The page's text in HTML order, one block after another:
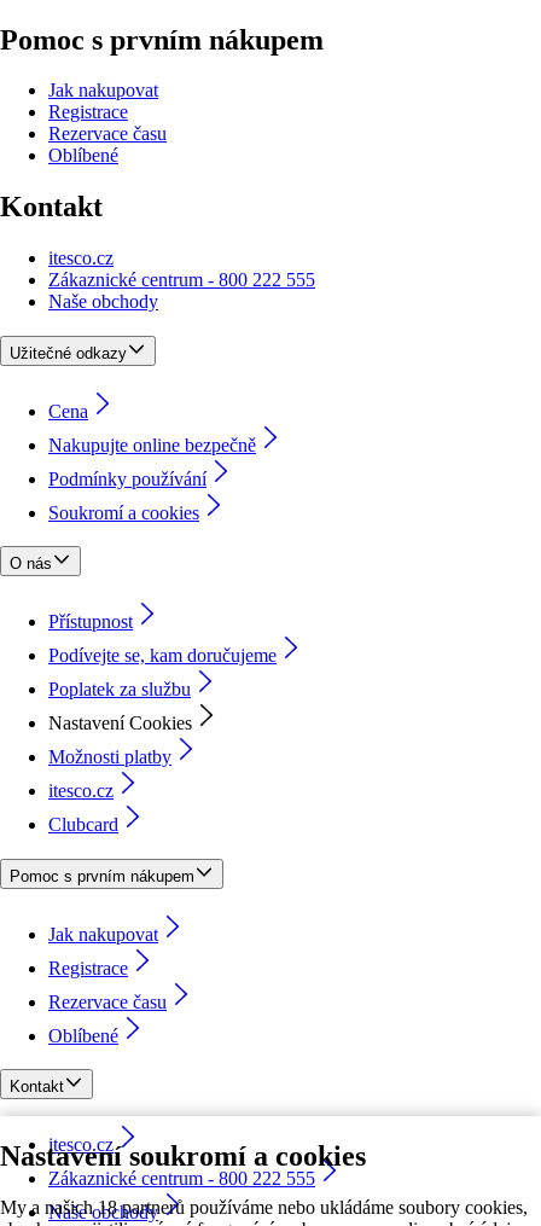
Nastavení soukromí a cookies
My a našich 18 partnerů používáme nebo ukládáme soubory cookies,
Pomoc s prvním nákupem
Jak nakupovat
Registrace
Rezervace času
Oblíbené
Kontakt
itesco.cz
Zákaznické centrum - 800 222 555
Naše obchody
Užitečné odkazy
Cena
Nakupujte online bezpečně
Podmínky používání
Soukromí a cookies
O nás
Přístupnost
Podívejte se, kam doručujeme
Poplatek za službu
Nastavení Cookies
Možnosti platby
itesco.cz
Clubcard
Pomoc s prvním nákupem
Jak nakupovat
Registrace
Rezervace času
Oblíbené
Kontakt
itesco.cz
Zákaznické centrum - 800 222 555
Naše obchody